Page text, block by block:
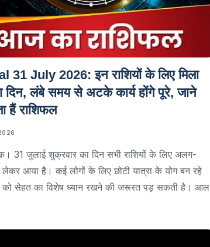
31 July 2026: इन राशियों के लिए मिला
दिन, लंबे समय से अटके कार्य होंगे पूरे, जाने
हैं राशिफल
31 जुलाई शुक्रवार का दिन सभी राशियों के लिए अलग-
आया है। कई लोगों के लिए छोटी यात्रा के योग बन रहे
को सेहत का विशेष ध्यान रखने की जरूरत पड़ सकती है। आल